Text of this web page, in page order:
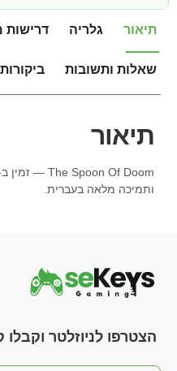
תיאור גלריה דרישות
שאלות ותשובות ביקורות
תיאור
ותמיכה מלאה בעברית.
הצטרפו לניוזלטר וקבלו